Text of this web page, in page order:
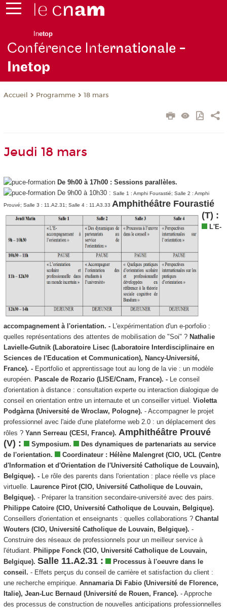
Inetop
Conférence Internationale -
Inetop
Accueil Programme 18 mars
Jeudi 18 mars
De 9h00 à 17h00 : Sessions parallèles.
De 9h00 à 10h30 : Salle 1 : Amphi Fourastié; Salle 2 : Amphi
Prouvé; Salle 3 : 11.A2.31; Salle 4 : 11.A3.33 Amphithéâtre Fourastié
(T) :
L'E-
accompagnement à l'orientation. - L'expérimentation d'un e-porfolio :
quelles représentations des attentes de mobilisation de "Soi" ? Nathalie
Lavielle-Gutnik (Laboratoire Lisec (Laboratoire Interdisciplinaire en
Sciences de l'Education et Communication), Nancy-Université,
France). - Eportfolio et apprentissage tout au long de la vie : un modèle
européen. Pascale de Rozario (LISE/Cnam, France). - Le conseil
d'orientation à distance : consultation experte ou interaction dialogique de
conseil en orientation entre un internaute et un conseiller virtuel. Violetta
Podgàrna (Université de Wroclaw, Pologne). - Accompagner le projet
professionnel avec l'aide d'une plateforme web 2.0 : un déplacement des
rôles ? Yann Serreau (CESI, France). Amphithéâtre Prouvé
(V) :
Symposium.
Des dynamiques de partenariats au service
de l'orientation.
Coordinateur : Hélène Malengret (CIO, UCL (Centre
d'Information et d'Orientation de l'Université Catholique de Louvain),
Belgique). -Le rôle des parents dans l'orientation : place réelle vs place
virtuelle. Laurence Pirot (CIO, Université Catholique de Louvain,
Belgique). - Préparer la transition secondaire-université avec des pairs.
Philippe Catoire (CIO, Université Catholique de Louvain, Belgique).
Conseillers d'orientation et enseignants : quelles collaborations ? Chantal
Wouters (CIO, Université Catholique de Louvain, Belgique). -
Construire des réseaux de professionnels pour un meilleur service à
l'étudiant. Philippe Fonck (CIO, Université Catholique de Louvain,
Belgique). Salle 11.A2.31 :
Processus à l'oeuvre dans le
conseil. - Effets perçus du conseil de carrière et satisfaction du client :
une recherche empirique. Annamaria Di Fabio (Université de Florence,
Italie), Jean-Luc Bernaud (Université de Rouen, France). - Approche
des processus de construction de nouvelles anticipations professionnelles